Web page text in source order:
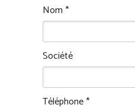
Nom *
Société
Téléphone *